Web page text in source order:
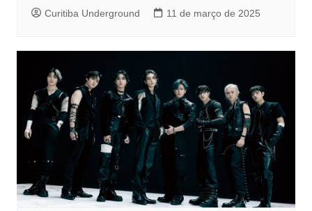
Curitiba Underground 11 de março de 2025